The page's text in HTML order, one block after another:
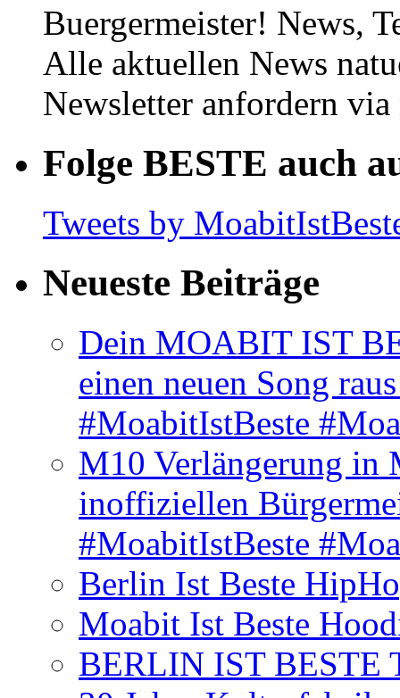
Buergermeister! News,
Alle aktuellen News
Newsletter anfordern
Folge BESTE auch
Tweets by
Neueste Beiträge
Dein MOABIT IST
einen neuen Song
#MoabitIstBeste
M10 Verlängerung in
inoffiziellen
#MoabitIstBeste
Berlin Ist Beste
Moabit Ist Beste
BERLIN IST BESTE